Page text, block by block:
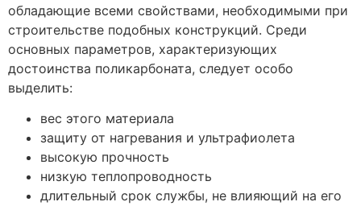
обладающие всеми свойствами, необходимыми при
строительстве подобных конструкций. Среди
основных параметров, характеризующих
достоинства поликарбоната, следует особо
выделить:
вес этого материала
защиту от нагревания и ультрафиолета
высокую прочность
низкую теплопроводность
длительный срок службы, не влияющий на его